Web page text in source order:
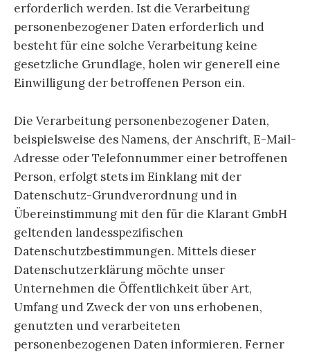
erforderlich werden. Ist die Verarbeitung
personenbezogener Daten erforderlich und
besteht für eine solche Verarbeitung keine
gesetzliche Grundlage, holen wir generell eine
Einwilligung der betroffenen Person ein.
Die Verarbeitung personenbezogener Daten,
beispielsweise des Namens, der Anschrift, E-Mail-
Adresse oder Telefonnummer einer betroffenen
Person, erfolgt stets im Einklang mit der
Datenschutz-Grundverordnung und in
Übereinstimmung mit den für die Klarant GmbH
geltenden landesspezifischen
Datenschutzbestimmungen. Mittels dieser
Datenschutzerklärung möchte unser
Unternehmen die Öffentlichkeit über Art,
Umfang und Zweck der von uns erhobenen,
genutzten und verarbeiteten
personenbezogenen Daten informieren. Ferner